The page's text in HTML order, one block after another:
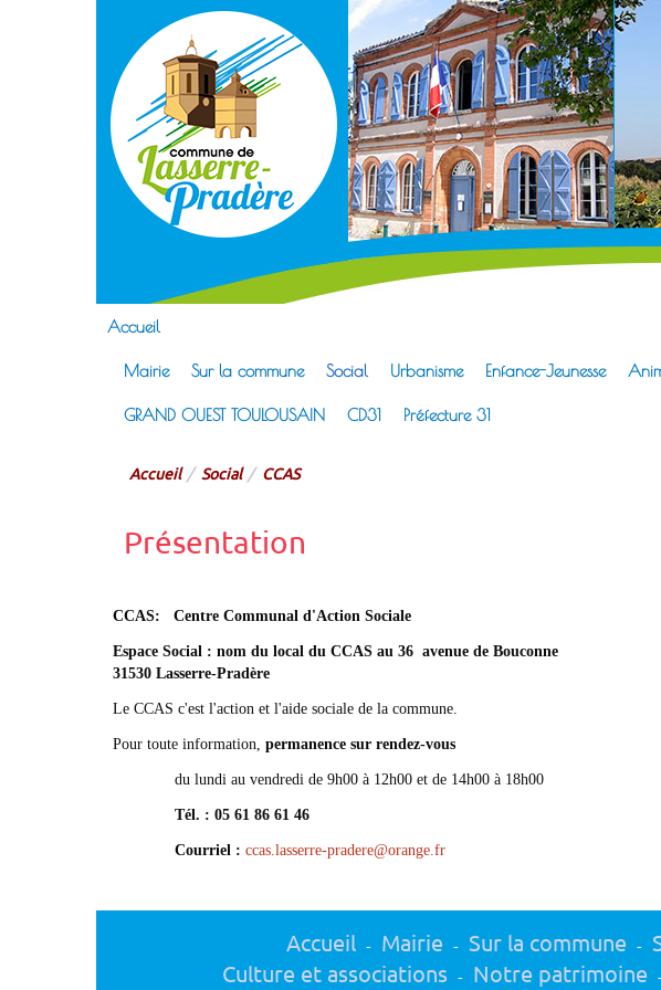
Site officiel de la
Accueil
Mairie Sur la commune Social Urbanisme Enfance-Jeunesse
GRAND OUEST TOULOUSAIN CD31 Préfecture 31
Accueil Social CCAS
Présentation
CCAS: Centre Communal d'Action Sociale
Espace Social : nom du local du CCAS au 36 avenue de Bouconne
31530 Lasserre-Pradère
Le CCAS c'est l'action et l'aide sociale de la commune.
Pour toute information, permanence sur rendez-vous
du lundi au vendredi de 9h00 à 12h00 et de 14h00 à 18h00
Tél. : 05 61 86 61 46
Courriel : ccas.lasserre-pradere@orange.fr
Accueil - Mairie - Sur la commune -
Culture et associations - Notre patrimoine